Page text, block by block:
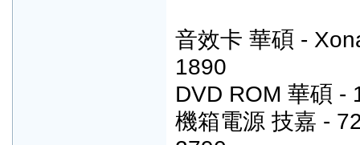
音效卡 華碩 -
1890
DVD ROM 華碩 -
機箱電源 技嘉 -